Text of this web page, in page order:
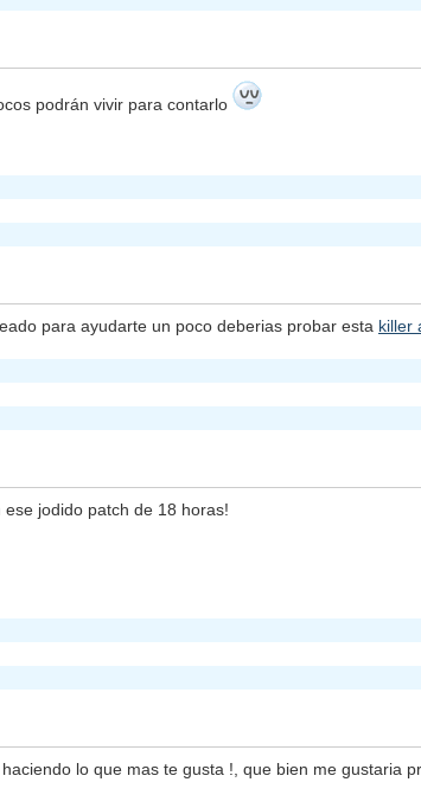
podrán vivir para contarlo
para ayudarte un poco deberias probar esta killer
jodido patch de 18 horas!
lo que mas te gusta !, que bien me gustaria